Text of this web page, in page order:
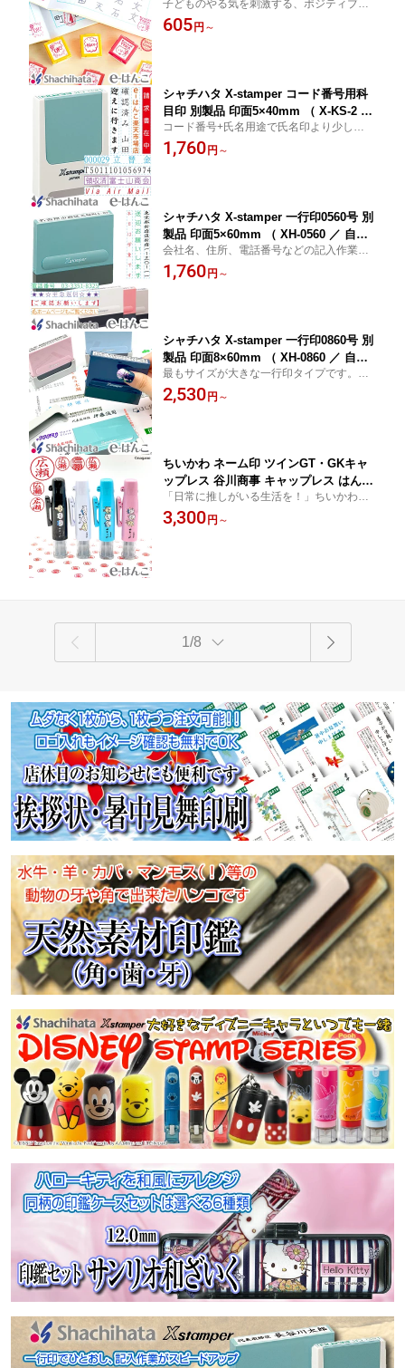
品】【YOUNG zone】
子どものやる気を刺激する、ポジティブな
メッセージスタンプ。小学校や塾の他、ご
家庭での使用にもおススメです。
605円 ～
シャチハタ X-stamper コード番号用科
目印 別製品 印面5×40mm （ X-KS-2 ／
自由に印面デザイン可） インボイス 登
録番号 スタンプ すぐ使える 印鑑 浸透
コード番号+氏名用途で氏名印より少しワイ
ド。スタンプ台不要でポンポン捺せます。
自由文言で製造可能。オプション書体を選
1,760円 ～
シャチハタ X-stamper 一行印0560号 別
製品 印面5×60mm （ XH-0560 ／ 自由
に印面デザイン可） インボイス 登録番
号 スタンプ すぐ使える 印鑑 浸透印 は
会社名、住所、電話番号などの記入作業
に。スタンプ台不要でポンポン捺せます。
自由文言で製造可能。オプション書体を選
1,760円 ～
シャチハタ X-stamper 一行印0860号 別
製品 印面8×60mm （ XH-0860 ／ 自由
に印面デザイン可） インボイス 登録番
号 スタンプ すぐ使える 印鑑 浸透印 は
最もサイズが大きな一行印タイプです。ス
タンプ台不要でポンポン捺せます。自由文
言で製造可能。オプション書体を選択して
2,530円 ～
ちいかわ ネーム印 ツインGT・GKキャ
ップレス 谷川商事 キャップレス はんこ
ハンコ 浸透印 認印 キャラクター グッ
ズ ハチワレ うさぎ モモンガ ナース 看
「日常に推しがいる生活を！」ちいかわキ
ャラクターのはんこ付きボールペン
3,300円 ～
1/8